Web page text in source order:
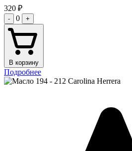
320 ₽
- 0 +
В корзину
Подробнее